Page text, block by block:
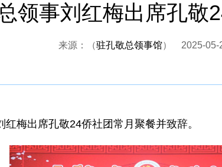
领事刘红梅出席孔敬
来源：（驻孔敬总领事馆） 2025-05-
梅出席孔敬24侨社团常月聚餐并致辞。